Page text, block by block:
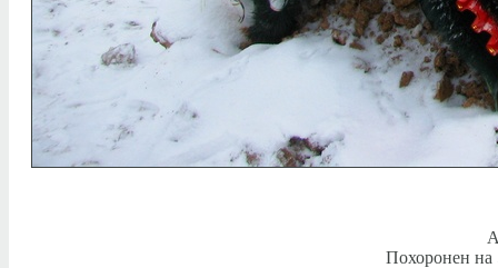
Похоронен на